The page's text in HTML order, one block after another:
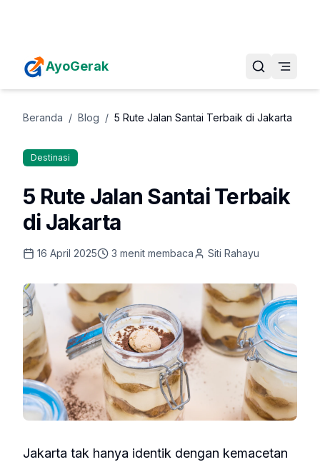
AyoGerak
Beranda / Blog / 5 Rute Jalan Santai Terbaik di Jakarta
Destinasi
5 Rute Jalan Santai Terbaik
di Jakarta
16 April 2025 3 menit membaca Siti Rahayu
Jakarta tak hanya identik dengan kemacetan